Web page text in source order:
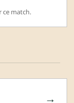
match.
→